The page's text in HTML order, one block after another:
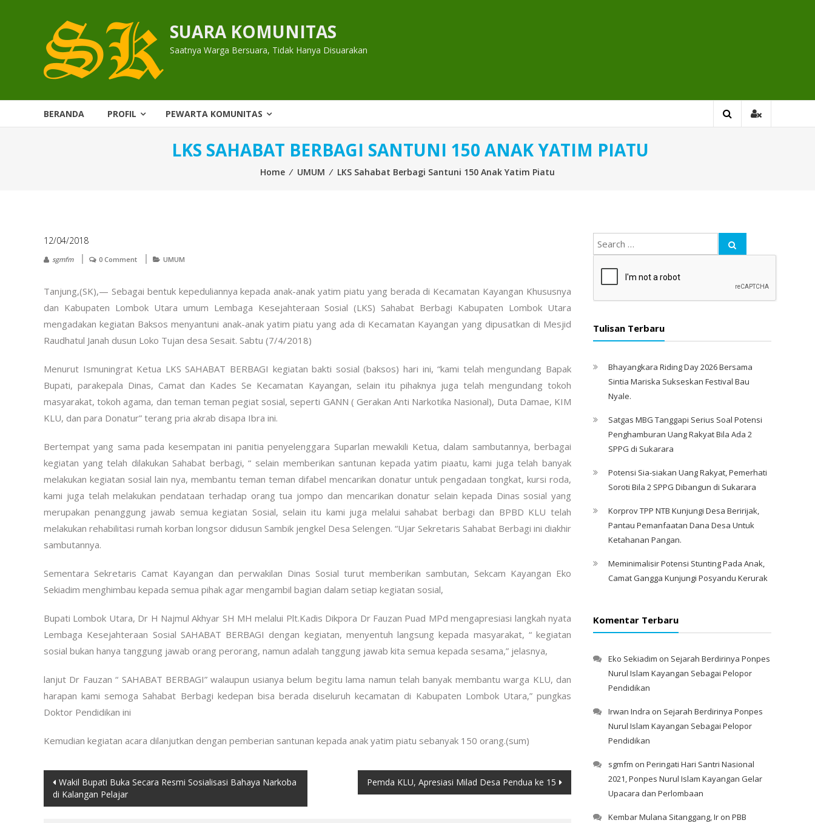
SUARA KOMUNITAS
Saatnya Warga Bersuara, Tidak Hanya Disuarakan
BERANDA PROFIL PEWARTA KOMUNITAS
LKS SAHABAT BERBAGI SANTUNI 150 ANAK YATIM PIATU
Home ⁄ UMUM ⁄ LKS Sahabat Berbagi Santuni 150 Anak Yatim Piatu
12/04/2018
sgmfm 0 Comment UMUM
Tanjung,(SK),— Sebagai bentuk kepeduliannya kepada anak-anak yatim piatu yang berada di Kecamatan Kayangan Khususnya
dan Kabupaten Lombok Utara umum Lembaga Kesejahteraan Sosial (LKS) Sahabat Berbagi Kabupaten Lombok Utara
mengadakan kegiatan Baksos menyantuni anak-anak yatim piatu yang ada di Kecamatan Kayangan yang dipusatkan di Mesjid
Raudhatul Janah dusun Loko Tujan desa Sesait. Sabtu (7/4/2018)
Menurut Ismuningrat Ketua LKS SAHABAT BERBAGI kegiatan bakti sosial (baksos) hari ini, “kami telah mengundang Bapak
Bupati, parakepala Dinas, Camat dan Kades Se Kecamatan Kayangan, selain itu pihaknya juga telah mengundang tokoh
masyarakat, tokoh agama, dan teman teman pegiat sosial, seperti GANN ( Gerakan Anti Narkotika Nasional), Duta Damae, KIM
KLU, dan para Donatur” terang pria akrab disapa Ibra ini.
Bertempat yang sama pada kesempatan ini panitia penyelenggara Suparlan mewakili Ketua, dalam sambutannya, berbagai
kegiatan yang telah dilakukan Sahabat berbagi, “ selain memberikan santunan kepada yatim piaatu, kami juga telah banyak
melakukan kegiatan sosial lain nya, membantu teman teman difabel mencarikan donatur untuk pengadaan tongkat, kursi roda,
kami juga telah melakukan pendataan terhadap orang tua jompo dan mencarikan donatur selain kepada Dinas sosial yang
merupakan penanggung jawab semua kegiatan Sosial, selain itu kami juga melalui sahabat berbagi dan BPBD KLU telah
melakukan rehabilitasi rumah korban longsor didusun Sambik jengkel Desa Selengen. “Ujar Sekretaris Sahabat Berbagi ini diakhir
sambutannya.
Sementara Sekretaris Camat Kayangan dan perwakilan Dinas Sosial turut memberikan sambutan, Sekcam Kayangan Eko
Sekiadim menghimbau kepada semua pihak agar mengambil bagian dalam setiap kegiatan sosial,
Bupati Lombok Utara, Dr H Najmul Akhyar SH MH melalui Plt.Kadis Dikpora Dr Fauzan Puad MPd mengapresiasi langkah nyata
Lembaga Kesejahteraan Sosial SAHABAT BERBAGI dengan kegiatan, menyentuh langsung kepada masyarakat, “ kegiatan
sosial bukan hanya tanggung jawab orang perorang, namun adalah tanggung jawab kita semua kepada sesama,” jelasnya,
lanjut Dr Fauzan “ SAHABAT BERBAGI” walaupun usianya belum begitu lama namun telah banyak membantu warga KLU, dan
harapan kami semoga Sahabat Berbagi kedepan bisa berada diseluruh kecamatan di Kabupaten Lombok Utara,” pungkas
Doktor Pendidikan ini
Kemudian kegiatan acara dilanjutkan dengan pemberian santunan kepada anak yatim piatu sebanyak 150 orang.(sum)
Post
navigation
Wakil Bupati Buka Secara Resmi Sosialisasi Bahaya Narkoba
di Kalangan Pelajar
Pemda KLU, Apresiasi Milad Desa Pendua ke 15
Tulisan Terbaru
Bhayangkara Riding Day 2026 Bersama
Sintia Mariska Sukseskan Festival Bau
Nyale. ‎
Satgas MBG Tanggapi Serius Soal Potensi
Penghamburan Uang Rakyat Bila Ada 2
SPPG di Sukarara
Potensi Sia-siakan Uang Rakyat, Pemerhati
Soroti Bila 2 SPPG Dibangun di Sukarara
Korprov TPP NTB Kunjungi Desa Beririjak,
Pantau Pemanfaatan Dana Desa Untuk
Ketahanan Pangan.
Meminimalisir Potensi Stunting Pada Anak,
Camat Gangga Kunjungi Posyandu Kerurak
Komentar Terbaru
Eko Sekiadim on Sejarah Berdirinya Ponpes
Nurul Islam Kayangan Sebagai Pelopor
Pendidikan
Irwan Indra on Sejarah Berdirinya Ponpes
Nurul Islam Kayangan Sebagai Pelopor
Pendidikan
sgmfm on Peringati Hari Santri Nasional
2021, Ponpes Nurul Islam Kayangan Gelar
Upacara dan Perlombaan
Kembar Mulana Sitanggang, Ir on PBB